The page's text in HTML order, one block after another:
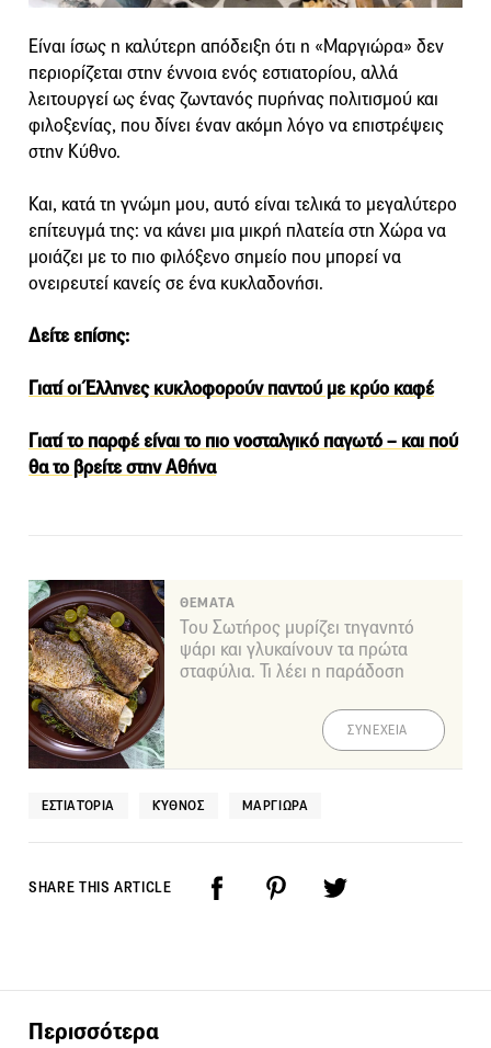
Είναι ίσως η καλύτερη απόδειξη ότι η «Μαργιώρα» δεν
περιορίζεται στην έννοια ενός εστιατορίου, αλλά
λειτουργεί ως ένας ζωντανός πυρήνας πολιτισμού και
φιλοξενίας, που δίνει έναν ακόμη λόγο να επιστρέψεις
στην Κύθνο.
Και, κατά τη γνώμη μου, αυτό είναι τελικά το μεγαλύτερο
επίτευγμά της: να κάνει μια μικρή πλατεία στη Χώρα να
μοιάζει με το πιο φιλόξενο σημείο που μπορεί να
ονειρευτεί κανείς σε ένα κυκλαδονήσι.
Δείτε επίσης:
Γιατί οι Έλληνες κυκλοφορούν παντού με κρύο καφέ
Γιατί το παρφέ είναι το πιο νοσταλγικό παγωτό – και πού
θα το βρείτε στην Αθήνα
ΘΕΜΑΤΑ
Του Σωτήρος μυρίζει τηγανητό
ψάρι και γλυκαίνουν τα πρώτα
σταφύλια. Τι λέει η παράδοση
ΣΥΝΕΧΕΙΑ
ΕΣΤΙΑΤΌΡΙΑ ΚΎΘΝΟΣ ΜΑΡΓΙΩΡΑ
SHARE THIS ARTICLE
Περισσότερα